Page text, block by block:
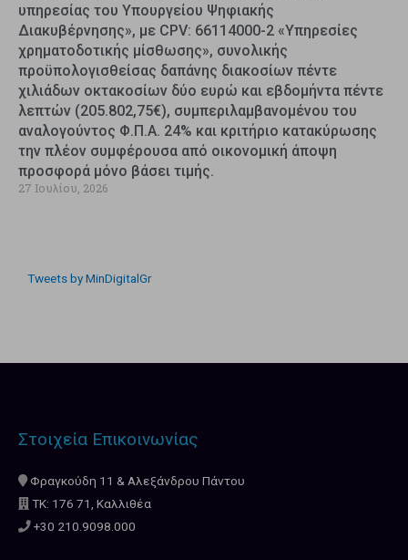
υπηρεσίας του Υπουργείου Ψηφιακής
Διακυβέρνησης», με CPV: 66114000-2 «Υπηρεσίες
χρηματοδοτικής μίσθωσης», συνολικής
προϋπολογισθείσας δαπάνης διακοσίων πέντε
χιλιάδων οκτακοσίων δύο ευρώ και εβδομήντα πέντε
λεπτών (205.802,75€), συμπεριλαμβανομένου του
αναλογούντος Φ.Π.Α. 24% και κριτήριο κατακύρωσης
την πλέον συμφέρουσα από οικονομική άποψη
προσφορά μόνο βάσει τιμής.
27 Ιουλίου, 2026
Tweets by MinDigitalGr
Στοιχεία Επικοινωνίας
Φραγκούδη 11 & Αλεξάνδρου Πάντου
ΤΚ: 176 71, Καλλιθέα
+30 210.9098.000